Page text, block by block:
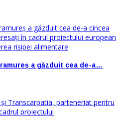
a găzduit cea de-a…